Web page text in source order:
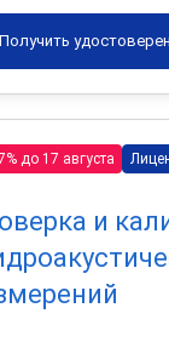
Получить
до 17 августа
и